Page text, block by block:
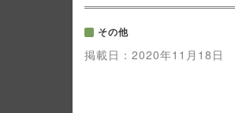
その他
掲載日： 2020年11月18日